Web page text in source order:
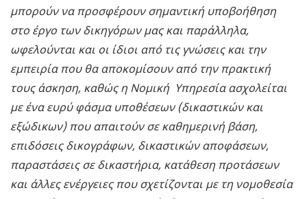
μπορούν να προσφέρουν σημαντική υποβοήθηση
στο έργο των δικηγόρων μας και παράλληλα,
ωφελούνται και οι ίδιοι από τις γνώσεις και την
εμπειρία που θα αποκομίσουν από την πρακτική
τους άσκηση, καθώς η Νομική Υπηρεσία ασχολείται
με ένα ευρύ φάσμα υποθέσεων (δικαστικών και
εξώδικων) που απαιτούν σε καθημερινή βάση,
επιδόσεις δικογράφων, δικαστικών αποφάσεων,
παραστάσεις σε δικαστήρια, κατάθεση προτάσεων
και άλλες ενέργειες που σχετίζονται με τη νομοθεσία